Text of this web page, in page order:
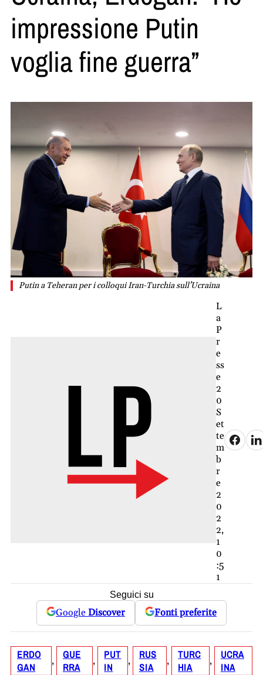
impressione Putin
voglia fine guerra”
Putin a Teheran per i colloqui Iran-Turchia sull’Ucraina
L
a
P
r
e
ss
e
2
0
S
et
te
m
b
r
e
2
0
2
2,
1
0
:5
1
Seguici su
Google Discover Fonti preferite
ERDO
GAN
,
GUE
RRA
,
PUT
IN
,
RUS
SIA
,
TURC
HIA
,
UCRA
INA